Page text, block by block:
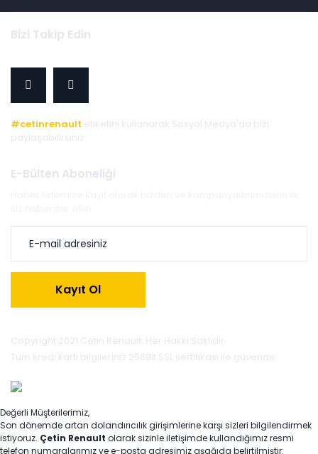
Bizi Takip Edin
#cetinrenault etiketini kullanarak Sosyal Medya'da bizi
paylaşabilirsiniz.
E-Bülten Aboneliği
Kayıt Ol
Copyright 2021 Cetin Renault. Her Hakkı Saklıdır.
Tüm kredi kartı bilgileriniz 256Bit SSL sertifikası ile güvende.
Değerli Müşterilerimiz,
Son dönemde artan dolandırıcılık girişimlerine karşı sizleri bilgilendirmek
istiyoruz. Çetin Renault olarak sizinle iletişimde kullandığımız resmi
telefon numaralarımız ve e-posta adresimiz aşağıda belirtilmiştir: